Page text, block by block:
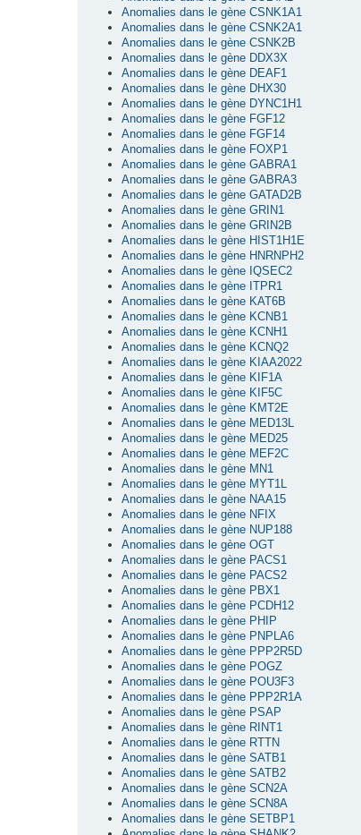
Anomalies dans le gène CSNK1A1
Anomalies dans le gène CSNK2A1
Anomalies dans le gène CSNK2B
Anomalies dans le gène DDX3X
Anomalies dans le gène DEAF1
Anomalies dans le gène DHX30
Anomalies dans le gène DYNC1H1
Anomalies dans le gène FGF12
Anomalies dans le gène FGF14
Anomalies dans le gène FOXP1
Anomalies dans le gène GABRA1
Anomalies dans le gène GABRA3
Anomalies dans le gène GATAD2B
Anomalies dans le gène GRIN1
Anomalies dans le gène GRIN2B
Anomalies dans le gène HIST1H1E
Anomalies dans le gène HNRNPH2
Anomalies dans le gène IQSEC2
Anomalies dans le gène ITPR1
Anomalies dans le gène KAT6B
Anomalies dans le gène KCNB1
Anomalies dans le gène KCNH1
Anomalies dans le gène KCNQ2
Anomalies dans le gène KIAA2022
Anomalies dans le gène KIF1A
Anomalies dans le gène KIF5C
Anomalies dans le gène KMT2E
Anomalies dans le gène MED13L
Anomalies dans le gène MED25
Anomalies dans le gène MEF2C
Anomalies dans le gène MN1
Anomalies dans le gène MYT1L
Anomalies dans le gène NAA15
Anomalies dans le gène NFIX
Anomalies dans le gène NUP188
Anomalies dans le gène OGT
Anomalies dans le gène PACS1
Anomalies dans le gène PACS2
Anomalies dans le gène PBX1
Anomalies dans le gène PCDH12
Anomalies dans le gène PHIP
Anomalies dans le gène PNPLA6
Anomalies dans le gène PPP2R5D
Anomalies dans le gène POGZ
Anomalies dans le gène POU3F3
Anomalies dans le gène PPP2R1A
Anomalies dans le gène PSAP
Anomalies dans le gène RINT1
Anomalies dans le gène RTTN
Anomalies dans le gène SATB1
Anomalies dans le gène SATB2
Anomalies dans le gène SCN2A
Anomalies dans le gène SCN8A
Anomalies dans le gène SETBP1